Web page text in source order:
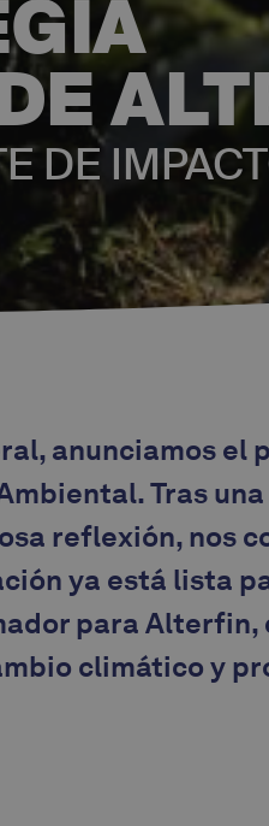
DE
anunciamos el
Tras
reflexión, nos
ya está lista
para Alterfin,
climático y